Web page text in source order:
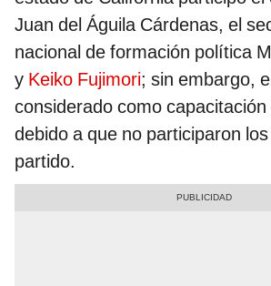
Juan del Águila Cárdenas, el
nacional de formación política
y Keiko Fujimori; sin embargo,
considerado como capacitación
debido a que no participaron
partido.